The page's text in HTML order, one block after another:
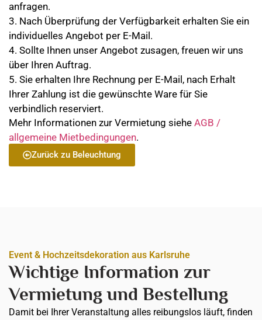
anfragen.
3. Nach Überprüfung der Verfügbarkeit erhalten Sie ein
individuelles Angebot per E-Mail.
4. Sollte Ihnen unser Angebot zusagen, freuen wir uns
über Ihren Auftrag.
5. Sie erhalten Ihre Rechnung per E-Mail, nach Erhalt
Ihrer Zahlung ist die gewünschte Ware für Sie
verbindlich reserviert.
Mehr Informationen zur Vermietung siehe AGB /
allgemeine Mietbedingungen.
Zurück zu Beleuchtung
Event & Hochzeitsdekoration aus Karlsruhe
Wichtige Information zur
Vermietung und Bestellung
Damit bei Ihrer Veranstaltung alles reibungslos läuft, finden